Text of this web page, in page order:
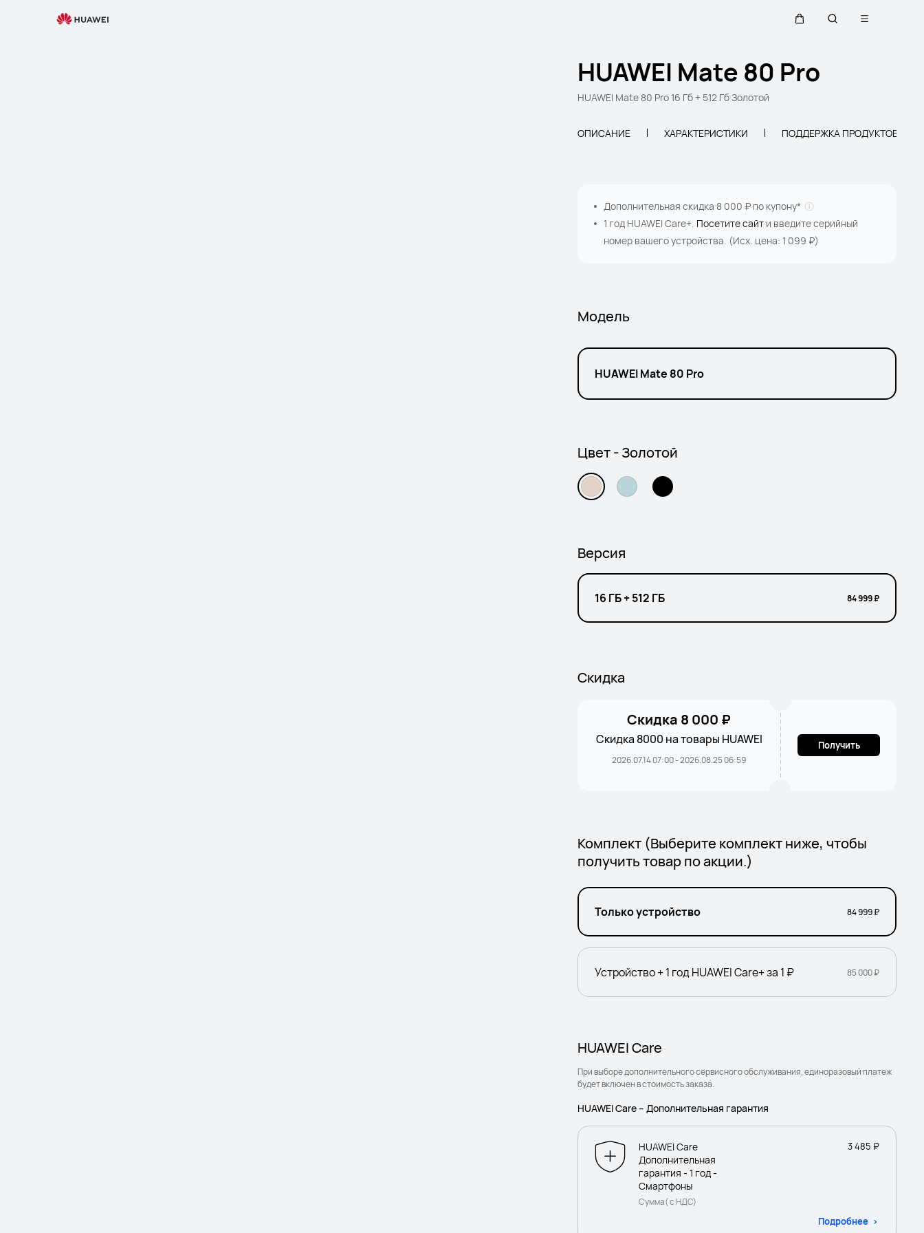
Открыть
HUAWEI Mate 80 Pro
HUAWEI Mate 80 Pro 16 Гб + 512 Гб Золотой
ОПИСАНИЕ ХАРАКТЕРИСТИКИ ПОДДЕРЖКА ПРОДУКТОВ
Дополнительная скидка 8 000 ₽ по купону*
1 год HUAWEI Care+. Посетите сайт и введите серийный
номер вашего устройства. (Исх. цена: 1 099 ₽)
Модель
HUAWEI Mate 80 Pro
Цвет - Золотой
Версия
16 ГБ + 512 ГБ 84 999 ₽
Скидка
Скидка 8 000 ₽
Скидка 8000 на товары HUAWEI
2026.07.14 07:00 - 2026.08.25 06:59
Получить
Комплект (Выберите комплект ниже, чтобы
получить товар по акции.)
Только устройство 84 999 ₽
Устройство + 1 год HUAWEI Care+ за 1 ₽ 85 000 ₽
HUAWEI Care
При выборе дополнительного сервисного обслуживания, единоразовый платеж
будет включен в стоимость заказа.
HUAWEI Care – Дополнительная гарантия
HUAWEI Care
Дополнительная
гарантия - 1 год -
Смартфоны
3 485 ₽
Сумма( с НДС)
Подробнее